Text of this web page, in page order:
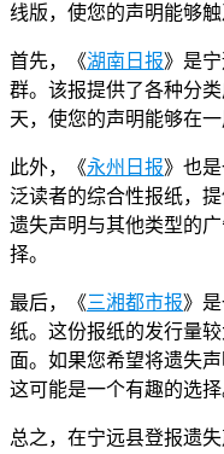
线版，使您的声明能够触
首先，《湖南日报》是
群。该报提供了各种分
天，使您的声明能够在一
此外，《永州日报》也
泛读者的综合性报纸，
遗失声明与其他类型的
择。
最后，《三湘都市报》
纸。这份报纸的发行量
面。如果您希望将遗失
这可能是一个有趣的选择
总之，在宁远县登报遗